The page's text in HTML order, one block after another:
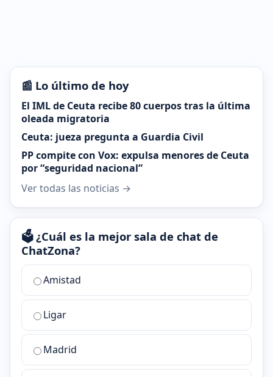
📰 Lo último de hoy
El IML de Ceuta recibe 80 cuerpos tras la última
oleada migratoria
Ceuta: jueza pregunta a Guardia Civil
PP compite con Vox: expulsa menores de Ceuta
por “seguridad nacional”
Ver todas las noticias →
🗳️ ¿Cuál es la mejor sala de chat de
ChatZona?
¿Cuál
la
mejor
sala
chat
Amistad
Ligar
Madrid